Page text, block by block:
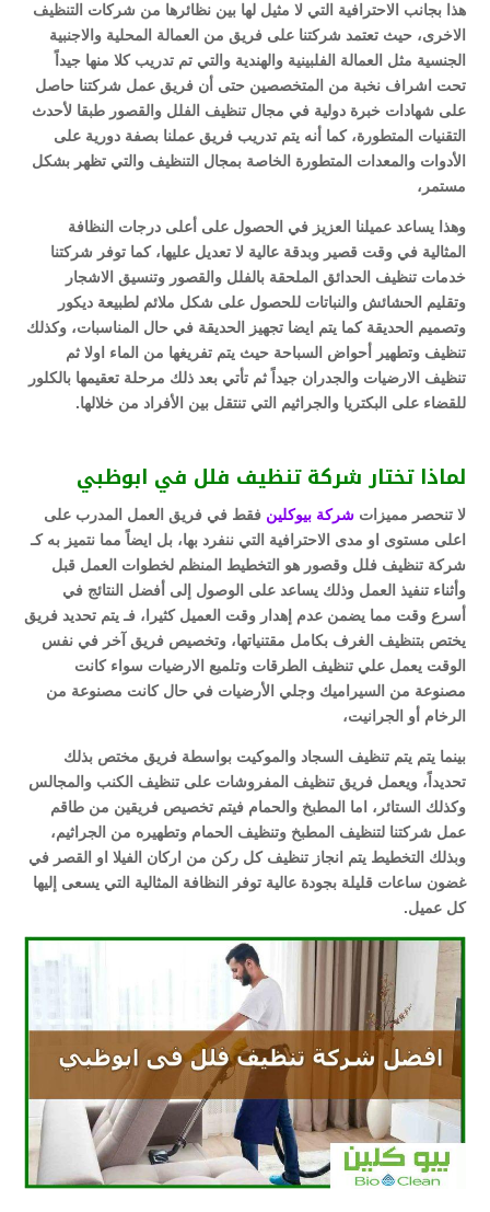
هذا بجانب الاحترافية التي لا مثيل لها بين نظائرها من شركات التنظيف
الاخرى، حيث تعتمد شركتنا على فريق من العمالة المحلية والاجنبية
الجنسية مثل العمالة الفلبينية والهندية والتي تم تدريب كلا منها جيداً
تحت اشراف نخبة من المتخصصين حتى أن فريق عمل شركتنا حاصل
على شهادات خبرة دولية في مجال تنظيف الفلل والقصور طبقا لأحدث
التقنيات المتطورة، كما أنه يتم تدريب فريق عملنا بصفة دورية على
الأدوات والمعدات المتطورة الخاصة بمجال التنظيف والتي تظهر بشكل
مستمر،
وهذا يساعد عميلنا العزيز في الحصول على أعلى درجات النظافة
المثالية في وقت قصير وبدقة عالية لا تعديل عليها، كما توفر شركتنا
خدمات تنظيف الحدائق الملحقة بالفلل والقصور وتنسيق الاشجار
وتقليم الحشائش والنباتات للحصول على شكل ملائم لطبيعة ديكور
وتصميم الحديقة كما يتم ايضا تجهيز الحديقة في حال المناسبات، وكذلك
تنظيف وتطهير أحواض السباحة حيث يتم تفريغها من الماء اولا ثم
تنظيف الارضيات والجدران جيداً ثم تأتي بعد ذلك مرحلة تعقيمها بالكلور
للقضاء على البكتريا والجراثيم التي تنتقل بين الأفراد من خلالها.
لماذا تختار شركة تنظيف فلل في ابوظبي
لا تنحصر مميزات شركة بيوكلين فقط في فريق العمل المدرب على
اعلى مستوى او مدى الاحترافية التي ننفرد بها، بل ايضاً مما نتميز به كـ
شركة تنظيف فلل وقصور هو التخطيط المنظم لخطوات العمل قبل
وأثناء تنفيذ العمل وذلك يساعد على الوصول إلى أفضل النتائج في
أسرع وقت مما يضمن عدم إهدار وقت العميل كثيرا، فـ يتم تحديد فريق
يختص بتنظيف الغرف بكامل مقتنياتها، وتخصيص فريق آخر في نفس
الوقت يعمل علي تنظيف الطرقات وتلميع الارضيات سواء كانت
مصنوعة من السيراميك وجلي الأرضيات في حال كانت مصنوعة من
الرخام أو الجرانيت،
بينما يتم يتم تنظيف السجاد والموكيت بواسطة فريق مختص بذلك
تحديداً، ويعمل فريق تنظيف المفروشات على تنظيف الكنب والمجالس
وكذلك الستائر، اما المطبخ والحمام فيتم تخصيص فريقين من طاقم
عمل شركتنا لتنظيف المطبخ وتنظيف الحمام وتطهيره من الجراثيم،
وبذلك التخطيط يتم انجاز تنظيف كل ركن من اركان الفيلا او القصر في
غضون ساعات قليلة بجودة عالية توفر النظافة المثالية التي يسعى إليها
كل عميل.